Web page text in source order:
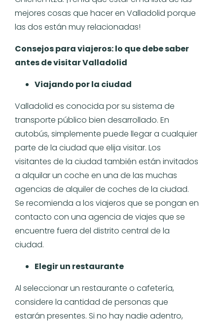
mejores cosas que hacer en Valladolid porque
las dos están muy relacionadas!
Consejos para viajeros: lo que debe saber
antes de visitar Valladolid
Viajando por la ciudad
Valladolid es conocida por su sistema de
transporte público bien desarrollado. En
autobús, simplemente puede llegar a cualquier
parte de la ciudad que elija visitar. Los
visitantes de la ciudad también están invitados
a alquilar un coche en una de las muchas
agencias de alquiler de coches de la ciudad.
Se recomienda a los viajeros que se pongan en
contacto con una agencia de viajes que se
encuentre fuera del distrito central de la
ciudad.
Elegir un restaurante
Al seleccionar un restaurante o cafetería,
considere la cantidad de personas que
estarán presentes. Si no hay nadie adentro,